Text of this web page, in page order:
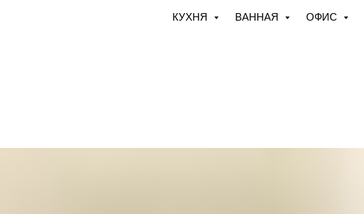
КУХНЯ ВАННАЯ ОФИС